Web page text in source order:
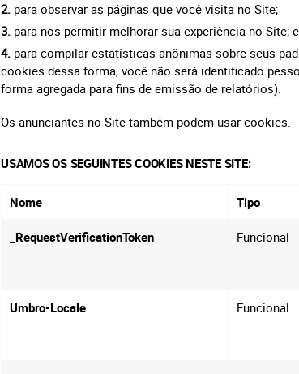
para observar as páginas que você visita no Site;
para nos permitir melhorar sua experiência no Site;
para compilar estatísticas anônimas sobre seus
cookies dessa forma, você não será identificado
forma agregada para fins de emissão de relatórios).
Os anunciantes no Site também podem usar cookies.
USAMOS OS SEGUINTES COOKIES NESTE SITE:
Nome Tipo
_RequestVerificationToken Funcional
Umbro-Locale Funcional